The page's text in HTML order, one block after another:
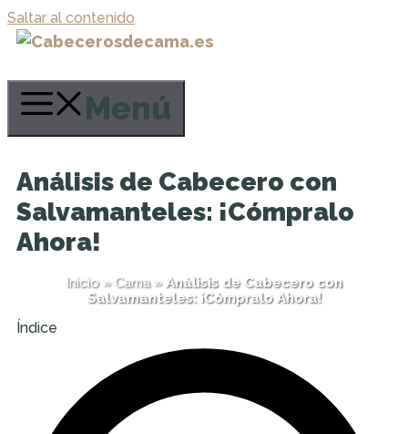
Saltar al contenido
Menú
Análisis de Cabecero con
Salvamanteles: ¡Cómpralo
Ahora!
Inicio» Cama» Análisis de Cabecero con
Salvamanteles: ¡Cómpralo Ahora!
Índice